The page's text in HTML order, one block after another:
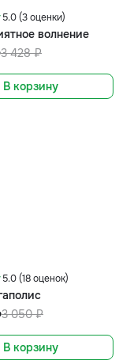
5.0 (3 оценки)
волнение
3 428 ₽
В корзину
5.0 (18 оценок)
3 050 ₽
В корзину